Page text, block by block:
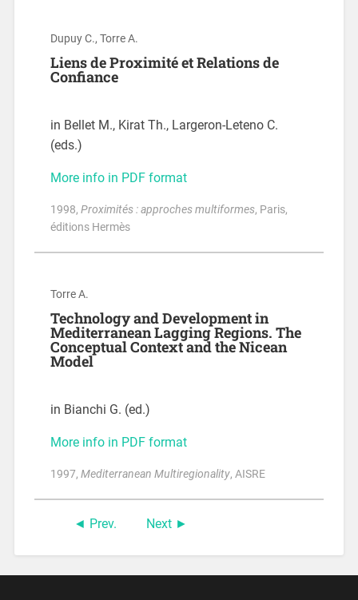
Dupuy C., Torre A.
Liens de Proximité et Relations de
Confiance
in Bellet M., Kirat Th., Largeron-Leteno C.
(eds.)
More info in PDF format
1998, Proximités : approches multiformes, Paris,
éditions Hermès
Torre A.
Technology and Development in
Mediterranean Lagging Regions. The
Conceptual Context and the Nicean
Model
in Bianchi G. (ed.)
More info in PDF format
1997, Mediterranean Multiregionality, AISRE
Prev. Next